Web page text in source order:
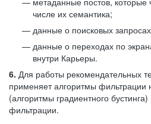
числе их семантика;
данные о поисковых
данные о переходах по
внутри Карьеры.
6. Для работы рекомендательных
применяет алгоритмы фильтрации
(алгоритмы градиентного
фильтрации.